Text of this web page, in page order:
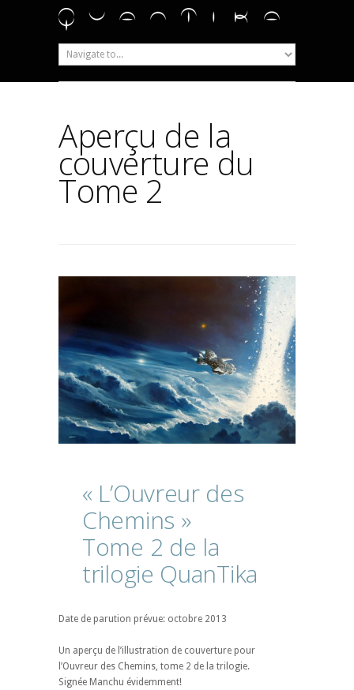
Aperçu de la
couverture du
Tome 2
« L’Ouvreur des
Chemins »
Tome 2 de la
trilogie QuanTika
Date de parution prévue: octobre 2013
Un aperçu de l’illustration de couverture pour
l’Ouvreur des Chemins, tome 2 de la trilogie.
Signée Manchu évidemment!